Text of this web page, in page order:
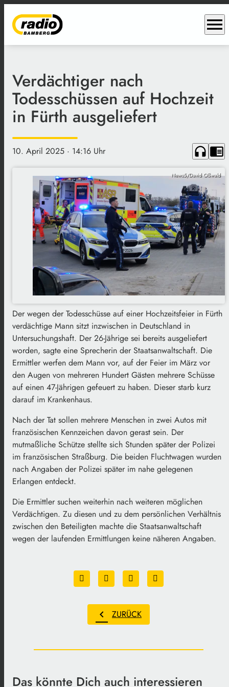
menu
Verdächtiger nach
Todesschüssen auf Hochzeit
in Fürth ausgeliefert
10. April 2025 · 14:16 Uhr headphones chrome_reader_mode
News5/David Oßwald
Der wegen der Todesschüsse auf einer Hochzeitsfeier in Fürth
verdächtige Mann sitzt inzwischen in Deutschland in
Untersuchungshaft. Der 26-Jährige sei bereits ausgeliefert
worden, sagte eine Sprecherin der Staatsanwaltschaft. Die
Ermittler werfen dem Mann vor, auf der Feier im März vor
den Augen von mehreren Hundert Gästen mehrere Schüsse
auf einen 47-Jährigen gefeuert zu haben. Dieser starb kurz
darauf im Krankenhaus.
Nach der Tat sollen mehrere Menschen in zwei Autos mit
französischen Kennzeichen davon gerast sein. Der
mutmaßliche Schütze stellte sich Stunden später der Polizei
im französischen Straßburg. Die beiden Fluchtwagen wurden
nach Angaben der Polizei später im nahe gelegenen
Erlangen entdeckt.
Die Ermittler suchen weiterhin nach weiteren möglichen
Verdächtigen. Zu diesen und zu dem persönlichen Verhältnis
zwischen den Beteiligten machte die Staatsanwaltschaft
wegen der laufenden Ermittlungen keine näheren Angaben.
chevron_left ZURÜCK
Das könnte Dich auch interessieren